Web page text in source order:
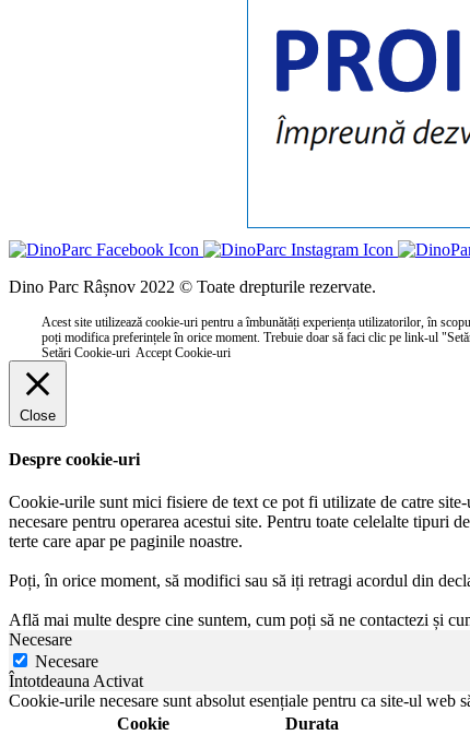
Dino Parc Râșnov 2022 © Toate drepturile rezervate.
Acest site utilizează cookie-uri pentru a îmbunătăți experiența utilizatorilor, în
poți modifica preferințele în orice moment. Trebuie doar să faci clic pe link-ul
Setări Cookie-uri Accept Cookie-uri
Close
Despre cookie-uri
Cookie-urile sunt mici fisiere de text ce pot fi utilizate de catre
necesare pentru operarea acestui site. Pentru toate celelalte
terte care apar pe paginile noastre.
Poți, în orice moment, să modifici sau să iți retragi acordul din
Află mai multe despre cine suntem, cum poți să ne contactezi și
Necesare
Necesare
Întotdeauna Activat
Cookie-urile necesare sunt absolut esențiale pentru ca site-ul
Cookie
Durata